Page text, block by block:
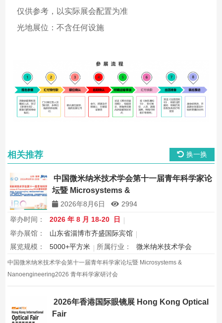
仅供参考，以实际展会配置为准
光地展位：不含任何设施
相关推荐 换一换
中国微米纳米技术学会第十一届青年科学家论
坛暨 Microsystems &
Nanoengineering2026 青年科学家研讨会
2026年8月6日
2994
举办时间：
2026 年 8 月 18-20 日
举办展馆：
山东省淄博市齐盛国际宾馆
展览规模：
5000+平方米 所属行业： 微米纳米技术学会
中国微米纳米技术学会第十一届青年科学家论坛暨 Microsystems &
Nanoengineering2026 青年科学家研讨会
2026年香港国际眼镜展 Hong Kong Optical
Fair